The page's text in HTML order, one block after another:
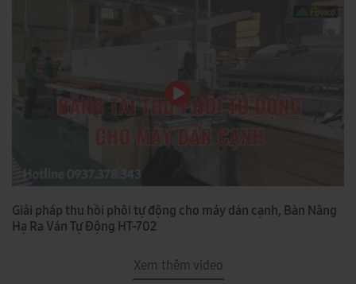
Giải pháp thu hồi phôi tự động cho máy dán cạnh, Bàn Nâng
Hạ Ra Ván Tự Động HT-702
Xem thêm video